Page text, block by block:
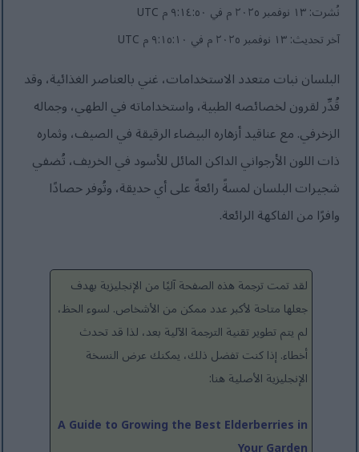
نُشرت: ١٣ نوفمبر ٢٠٢٥ م في ٩:١٤:٥٠ م UTC
آخر تحديث: ١٣ نوفمبر ٢٠٢٥ م في ٩:١٥:١٠ م UTC
البلسان نبات متعدد الاستخدامات، غني بالعناصر الغذائية، وقد
قُدِّر لقرون لخصائصه الطبية، واستخداماته في الطهي، وجماله
الزخرفي. مع عناقيد أزهاره البيضاء الرقيقة في الصيف، وثماره
ذات اللون الأرجواني الداكن المائل للأسود في الخريف، تُضفي
شجيرات البلسان لمسةً رائعةً على أي حديقة، وتُوفر حصادًا
وافرًا من الفاكهة الرائعة.
لقد تمت ترجمة هذه الصفحة آليًا من الإنجليزية بهدف
جعلها متاحة لأكبر عدد ممكن من الأشخاص. لسوء الحظ،
لم يتم تطوير تقنية الترجمة الآلية بعد، لذا قد تحدث
أخطاء. إذا كنت تفضل ذلك، يمكنك عرض النسخة
الإنجليزية الأصلية هنا:
A Guide to Growing the Best Elderberries in